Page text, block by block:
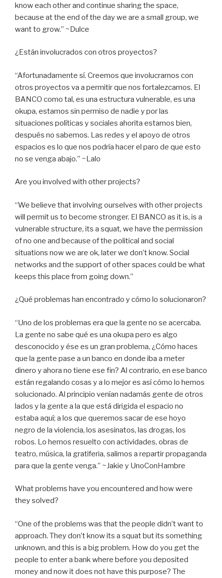
know each other and continue sharing the space,
because at the end of the day we are a small group, we
want to grow.” ~Dulce
¿Están involucrados con otros proyectos?
“Afortunadamente sí. Creemos que involucrarnos con
otros proyectos va a permitir que nos fortalezcamos. El
BANCO como tal, es una estructura vulnerable, es una
okupa, estamos sin permiso de nadie y por las
situaciones políticas y sociales ahorita estamos bien,
después no sabemos. Las redes y el apoyo de otros
espacios es lo que nos podría hacer el paro de que esto
no se venga abajo.” ~Lalo
Are you involved with other projects?
“We believe that involving ourselves with other projects
will permit us to become stronger. El BANCO as it is, is a
vulnerable structure, its a squat, we have the permission
of no one and because of the political and social
situations now we are ok, later we don’t know. Social
networks and the support of other spaces could be what
keeps this place from going down.”
¿Qué problemas han encontrado y cómo lo solucionaron?
“Uno de los problemas era que la gente no se acercaba.
La gente no sabe qué es una okupa pero es algo
desconocido y ése es un gran problema, ¿Cómo haces
que la gente pase a un banco en donde iba a meter
dinero y ahora no tiene ese fin? Al contrario, en ese banco
están regalando cosas y a lo mejor es así cómo lo hemos
solucionado. Al principio venían nadamás gente de otros
lados y la gente a la que está dirigida el espacio no
estaba aquí; a los que queremos sacar de ese hoyo
negro de la violencia, los asesinatos, las drogas, los
robos. Lo hemos resuelto con actividades, obras de
teatro, música, la gratiferia, salimos a repartir propaganda
para que la gente venga.” ~Jakie y UnoConHambre
What problems have you encountered and how were
they solved?
“One of the problems was that the people didn’t want to
approach. They don’t know its a squat but its something
unknown, and this is a big problem. How do you get the
people to enter a bank where before you deposited
money and now it does not have this purpose? The